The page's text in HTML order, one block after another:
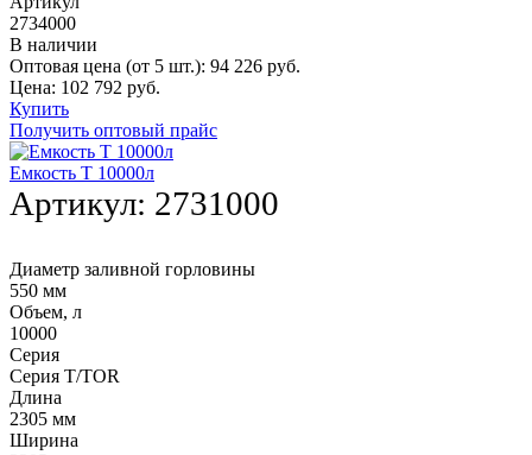
2734000
В наличии
Оптовая цена (от 5 шт.): 94 226 руб.
Цена: 102 792 руб.
Купить
Получить оптовый прайс
Емкость T 10000л
Артикул: 2731000
Диаметр заливной горловины
550 мм
Объем, л
10000
Серия
Серия T/TOR
Длина
2305 мм
Ширина